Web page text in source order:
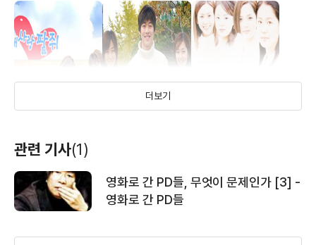
내 사랑 팥쥐
감독
감독
감독
더보기
관련 기사(1)
영화로 간 PD들, 무엇이 문제인가 [3] -
영화로 간 PD들